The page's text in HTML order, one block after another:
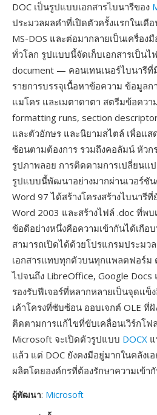
DOC เป็นรูปแบบเอกสารไบนารีของ
ประมวลผลคำที่เปิดตัวครั้งแรกในเดื
MS-DOS และต่อมากลายเป็นเครื่อง
ทั่วโลก รูปแบบนี้จัดเก็บเอกสารเป็นไ
document — คอนเทนเนอร์ไบนารี
รายการบรรจุเนื้อหาข้อความ ข้อมูล
แมโคร และเมตาดาตา สตรีมข้อคว
formatting runs, section
และตัวอักษร และนิยามสไตล์ เพื่อแส
ซ้อนตามต้องการ รวมถึงคอลัมน์ หัวก
รูปภาพลอย การติดตามการเปลี่ยนแ
รูปแบบนี้พัฒนาอย่างมากผ่านเวอร์ชัน
Word 97 ได้สร้างโครงสร้างไบนารี
Word 2003 และสร้างไฟล์ .doc ที่พ
ข้อดีอย่างหนึ่งคือความเข้ากันได้เกือ
สามารถเปิดได้ด้วยโปรแกรมประมว
เอกสารแทบทุกตัวบนทุกแพลตฟอร์ม
ไปจนถึง LibreOffice, Google Docs
รองรับฟีเจอร์ที่หลากหลายเป็นจุดแข็ง
เค้าโครงที่ซับซ้อน ออบเจกต์ OLE ที่
ติดตามการแก้ไขที่ขับเคลื่อนเวิร์กโฟ
Microsoft จะเปิดตัวรูปแบบ DOCX
แล้ว แต่ DOC ยังคงมีอยู่มากในคลังเ
ผลิตโดยองค์กรที่ต้องรักษาความเข้า
ผู้พัฒนา: Microsoft